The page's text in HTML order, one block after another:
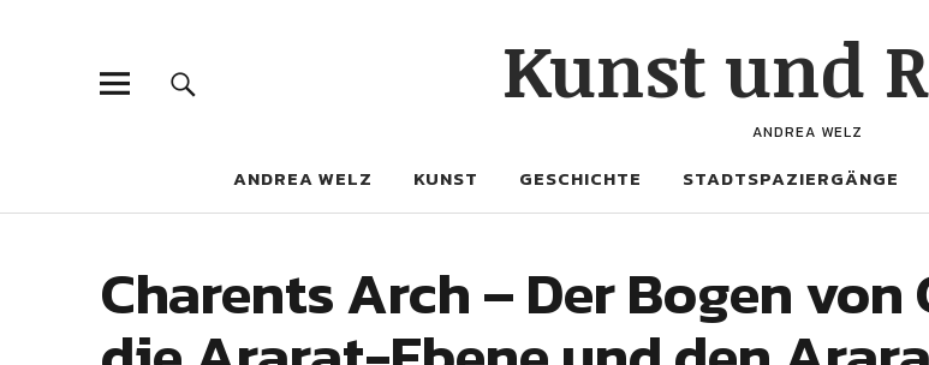
Kunst und
ANDREA WELZ
ANDREA WELZ KUNST GESCHICHTE STADTSPAZIERGÄNGE
Charents Arch – Der Bogen